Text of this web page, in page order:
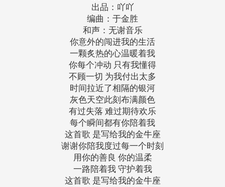
出品：吖吖
编曲：于金胜
和声：无谢音乐
你意外的闯进我的生活
一颗炙热的心温暖着我
你每个冲动 只有我懂得
不顾一切 为我付出太多
时间拉近了相隔的银河
灰色天空此刻布满颜色
有过失落 难过期待欢乐
每个瞬间都有你陪着我
这首歌 是写给我的金牛座
谢谢你陪我度过每一个时刻
用你的善良 你的温柔
一路陪着我 守护着我
这首歌 是写给我的金牛座